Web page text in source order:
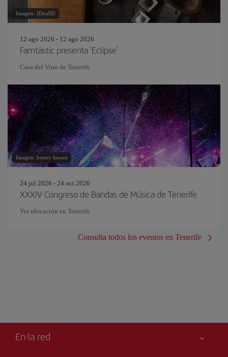
Imagen: IDeaSD
12 ago 2026 - 12 ago 2026
Famtàstic presenta 'Eclipse'
Casa del Vino de Tenerife
Imagen: benny hawes
24 jul 2026 - 24 oct 2026
XXXIV Congreso de Bandas de Música de Tenerife
Ver ubicación en Tenerife
Consulta todos los eventos en Tenerife
En la red